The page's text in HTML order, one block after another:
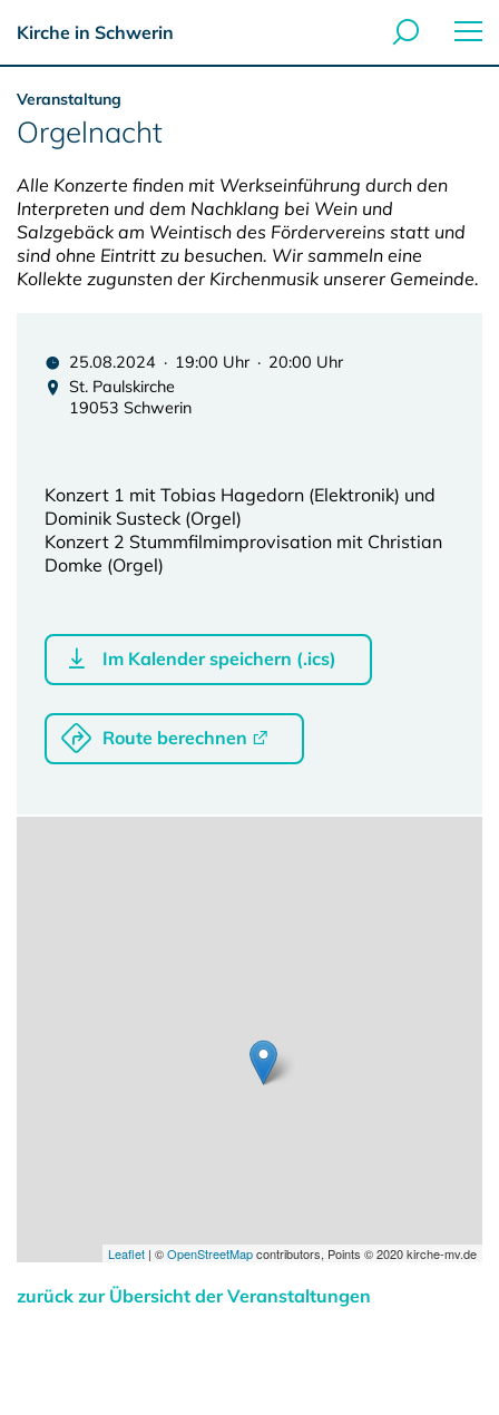
Kirche in Schwerin
Veranstaltung
Orgelnacht
Alle Konzerte finden mit Werkseinführung durch den
Interpreten und dem Nachklang bei Wein und
Salzgebäck am Weintisch des Fördervereins statt und
sind ohne Eintritt zu besuchen. Wir sammeln eine
Kollekte zugunsten der Kirchenmusik unserer Gemeinde.
25.08.2024 · 19:00 Uhr · 20:00 Uhr
St. Paulskirche
19053 Schwerin
Konzert 1 mit Tobias Hagedorn (Elektronik) und
Dominik Susteck (Orgel)
Konzert 2 Stummfilmimprovisation mit Christian
Domke (Orgel)
Im Kalender speichern (.ics)
Route berechnen
Leaflet | ©OpenStreetMapcontributors, Points © 2020 kirche-mv.de
zurück zur Übersicht der Veranstaltungen